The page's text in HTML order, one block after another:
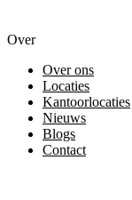
Over
Over ons
Locaties
Kantoorlocaties
Nieuws
Blogs
Contact